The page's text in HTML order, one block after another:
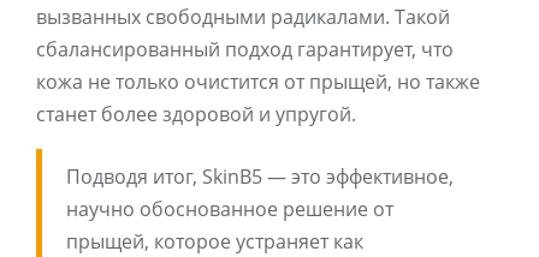
вызванных свободными радикалами. Такой
сбалансированный подход гарантирует, что
кожа не только очистится от прыщей, но также
станет более здоровой и упругой.
Подводя итог, SkinB5 — это эффективное,
научно обоснованное решение от
прыщей, которое устраняет как